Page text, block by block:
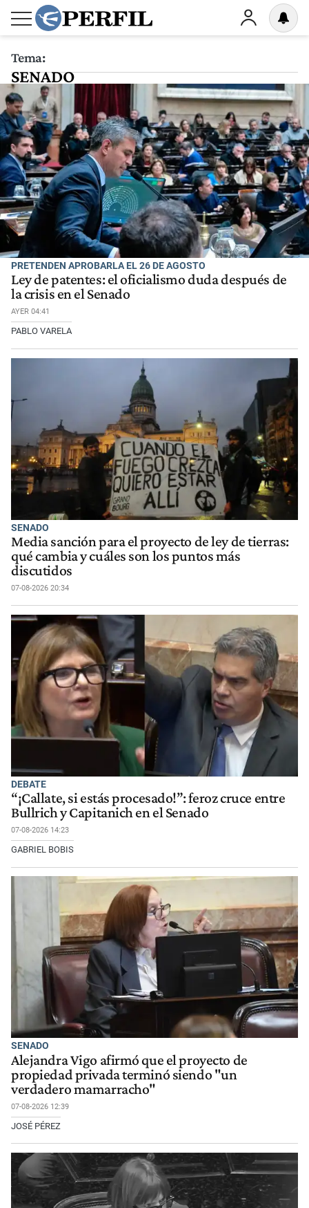
Tema:
SENADO
PRETENDEN APROBARLA EL 26 DE AGOSTO
Ley de patentes: el oficialismo duda después de
la crisis en el Senado
AYER 04:41
PABLO VARELA
SENADO
Media sanción para el proyecto de ley de tierras:
qué cambia y cuáles son los puntos más
discutidos
07-08-2026 20:34
DEBATE
“¡Callate, si estás procesado!”: feroz cruce entre
Bullrich y Capitanich en el Senado
07-08-2026 14:23
GABRIEL BOBIS
SENADO
Alejandra Vigo afirmó que el proyecto de
propiedad privada terminó siendo "un
verdadero mamarracho"
07-08-2026 12:39
JOSÉ PÉREZ